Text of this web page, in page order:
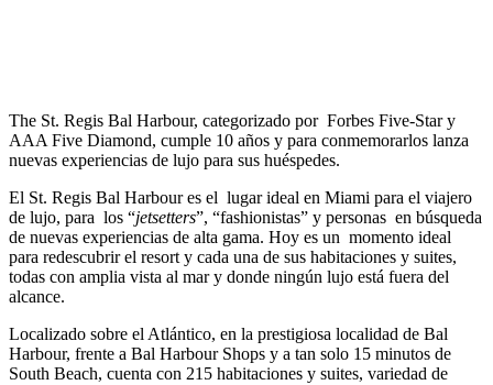
The St. Regis Bal Harbour, categorizado por Forbes Five-Star y
AAA Five Diamond, cumple 10 años y para conmemorarlos lanza
nuevas experiencias de lujo para sus huéspedes.
El St. Regis Bal Harbour es el lugar ideal en Miami para el viajero
de lujo, para los “jetsetters”, “fashionistas” y personas en búsqueda
de nuevas experiencias de alta gama. Hoy es un momento ideal
para redescubrir el resort y cada una de sus habitaciones y suites,
todas con amplia vista al mar y donde ningún lujo está fuera del
alcance.
Localizado sobre el Atlántico, en la prestigiosa localidad de Bal
Harbour, frente a Bal Harbour Shops y a tan solo 15 minutos de
South Beach, cuenta con 215 habitaciones y suites, variedad de